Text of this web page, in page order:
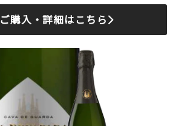
購入・詳細はこちら